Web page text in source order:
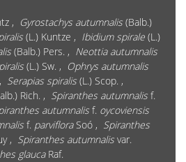
, Gyrostachys autumnalis (Balb.)
(L.) Kuntze , Ibidium spirale (L.)
(Balb.) Pers. , Neottia autumnalis
(L.) Sw. , Ophrys autumnalis
Serapias spiralis (L.) Scop. ,
Rich. , Spiranthes autumnalis f.
autumnalis f. oycoviensis
f. parvifloraSoó , Spiranthes
, Spiranthes autumnalis var.
glaucaRaf.